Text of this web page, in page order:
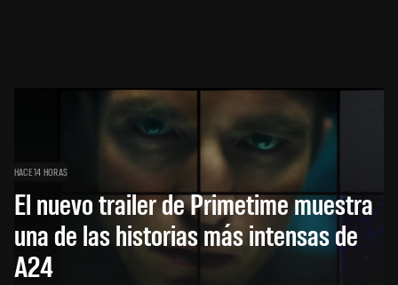
HACE 14 HORAS
El nuevo trailer de Primetime muestra
una de las historias más intensas de
A24